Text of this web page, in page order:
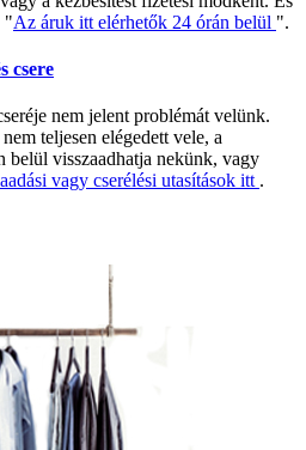
"Az áruk itt elérhetők 24 órán belül ".
csere
nem jelent problémát velünk.
teljesen elégedett vele, a
belül visszaadhatja nekünk, vagy
vagy cserélési utasítások itt .